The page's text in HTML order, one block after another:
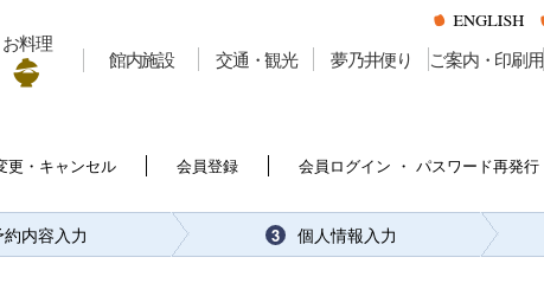
お料理
館内施設 交通・観光 夢乃井便り ご案内・印刷用
更・キャンセル 会員登録 会員ログイン ・ パスワード再発行
約内容入力 3 個人情報入力